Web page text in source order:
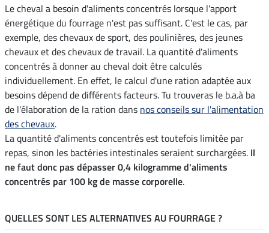
Le cheval a besoin d'aliments concentrés lorsque l'apport
énergétique du fourrage n'est pas suffisant. C'est le cas, par
exemple, des chevaux de sport, des poulinières, des jeunes
chevaux et des chevaux de travail. La quantité d'aliments
concentrés à donner au cheval doit être calculés
individuellement. En effet, le calcul d'une ration adaptée aux
besoins dépend de différents facteurs. Tu trouveras le b.a.à ba
de l'élaboration de la ration dans nos conseils sur l'alimentation
des chevaux.
La quantité d'aliments concentrés est toutefois limitée par
repas, sinon les bactéries intestinales seraient surchargées. Il
ne faut donc pas dépasser 0,4 kilogramme d'aliments
concentrés par 100 kg de masse corporelle.
QUELLES SONT LES ALTERNATIVES AU FOURRAGE ?